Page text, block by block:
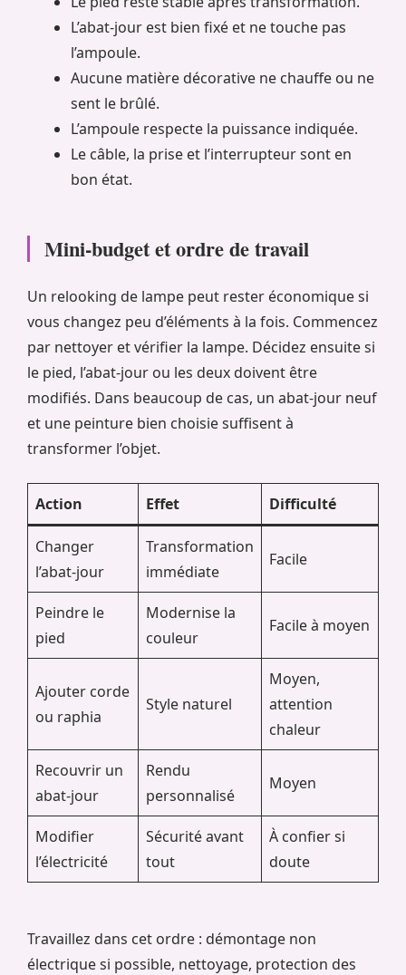
L’abat-jour est bien fixé et ne touche pas
l’ampoule.
Aucune matière décorative ne chauffe ou ne
sent le brûlé.
L’ampoule respecte la puissance indiquée.
Le câble, la prise et l’interrupteur sont en
bon état.
Mini-budget et ordre de travail
Un relooking de lampe peut rester économique si
vous changez peu d’éléments à la fois. Commencez
par nettoyer et vérifier la lampe. Décidez ensuite si
le pied, l’abat-jour ou les deux doivent être
modifiés. Dans beaucoup de cas, un abat-jour neuf
et une peinture bien choisie suffisent à
transformer l’objet.
Action Effet Difficulté
Changer
l’abat-jour
Transformation
immédiate
Facile
Peindre le
pied
Modernise la
couleur
Facile à moyen
Ajouter corde
ou raphia
Style naturel
Moyen,
attention
chaleur
Recouvrir un
abat-jour
Rendu
personnalisé
Moyen
Modifier
l’électricité
Sécurité avant
tout
À confier si
doute
Travaillez dans cet ordre : démontage non
électrique si possible, nettoyage, protection des